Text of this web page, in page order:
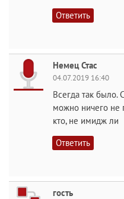
Ответить
Немец Стас
04.07.2019 16:40
Всегда так было.
можно ничего не
кто, не имидж ли
Ответить
гость